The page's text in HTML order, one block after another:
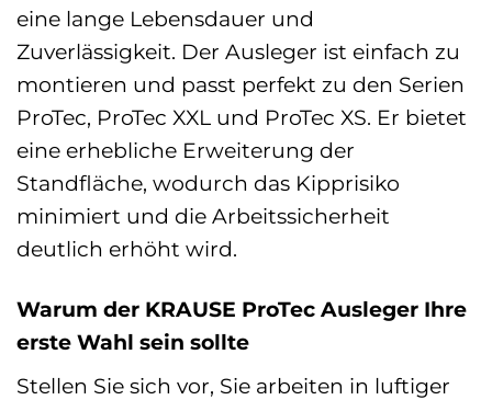
eine lange Lebensdauer und
Zuverlässigkeit. Der Ausleger ist einfach zu
montieren und passt perfekt zu den Serien
ProTec, ProTec XXL und ProTec XS. Er bietet
eine erhebliche Erweiterung der
Standfläche, wodurch das Kipprisiko
minimiert und die Arbeitssicherheit
deutlich erhöht wird.
Warum der KRAUSE ProTec Ausleger Ihre
erste Wahl sein sollte
Stellen Sie sich vor, Sie arbeiten in luftiger